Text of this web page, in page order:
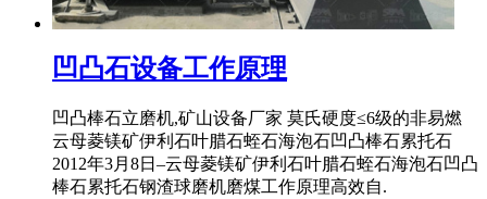
凹凸石设备工作原理
凹凸棒石立磨机,矿山设备厂家 莫氏硬度≤6级的非易燃
云母菱镁矿伊利石叶腊石蛭石海泡石凹凸棒石累托石
2012年3月8日–云母菱镁矿伊利石叶腊石蛭石海泡石凹凸
棒石累托石钢渣球磨机磨煤工作原理高效自.